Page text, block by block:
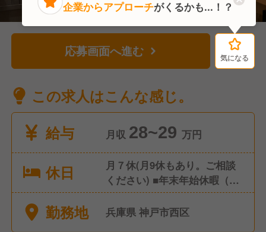
応募画面へ進む 気になる
この求人はこんな感じ。
給与
月収 28~29 万円
休日
月７休(月9休もあり。ご相談
ください) ■年末年始休暇（12
月31日～1月1日はお休みで
す。※一部店舗除く） ■有給休
勤務地 兵庫県 神戸市西区
気になる
企業からアプローチがくるかも...！？